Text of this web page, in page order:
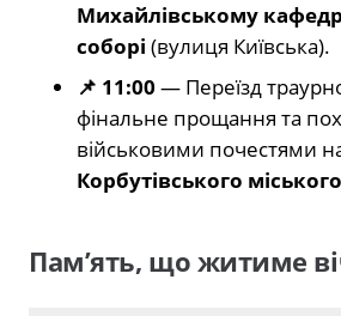
Михайлівському
соборі (вулиця Київська).
📌 11:00 — Переїзд
фінальне прощання та
військовими почестями
Корбутівського
Пам’ять, що житиме